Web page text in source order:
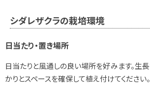
シダレザクラの栽培環境
日当たり・置き場所
日当たりと風通しの良い場所を好みます。生
かりとスペースを確保して植え付けてください。